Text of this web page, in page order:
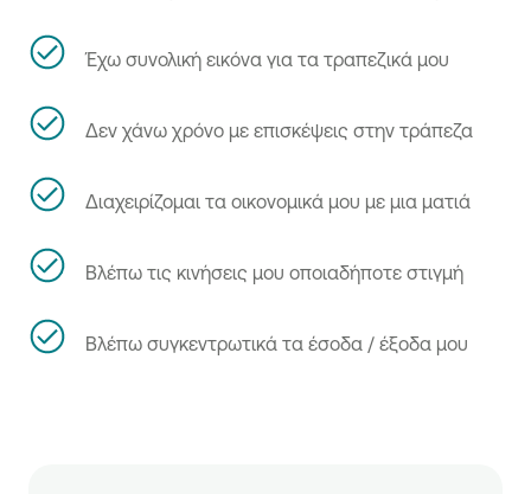
Έχω συνολική εικόνα για τα τραπεζικά μου
Δεν χάνω χρόνο με επισκέψεις στην τράπεζα
Διαχειρίζομαι τα οικονομικά μου με μια ματιά
Βλέπω τις κινήσεις μου οποιαδήποτε στιγμή
Βλέπω συγκεντρωτικά τα έσοδα / έξοδα μου